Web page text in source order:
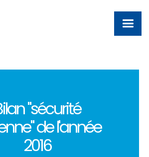
"sécurité
de l'année
2016